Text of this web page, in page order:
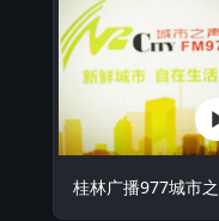
桂林广播977城市